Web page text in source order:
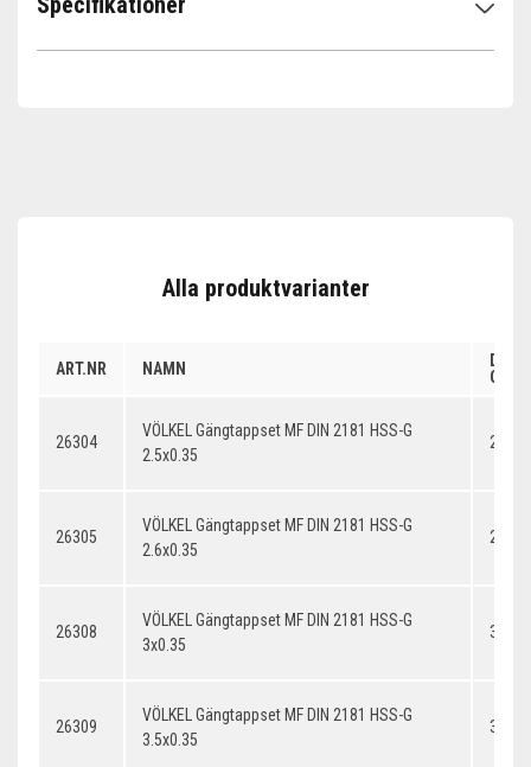
Alla produktvarianter
ART.NR NAMN
26304
VÖLKEL Gängtappset MF DIN 2181 HSS-G
2.5x0.35
26305
VÖLKEL Gängtappset MF DIN 2181 HSS-G
2.6x0.35
26308
VÖLKEL Gängtappset MF DIN 2181 HSS-G
3x0.35
26309
VÖLKEL Gängtappset MF DIN 2181 HSS-G
3.5x0.35